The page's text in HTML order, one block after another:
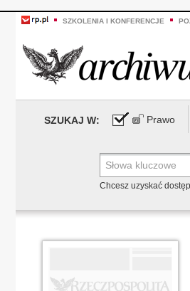
SZKOLENIA I KONFERENCJE
SZUKAJ W: Prawo
Chcesz uzyskać